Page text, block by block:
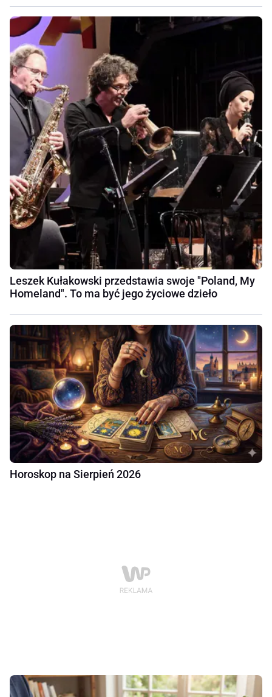
Leszek Kułakowski przedstawia swoje "Poland, My
Homeland". To ma być jego życiowe dzieło
Horoskop na Sierpień 2026